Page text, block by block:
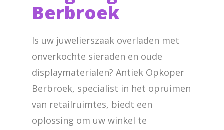
Berbroek
Is uw juwelierszaak overladen met
onverkochte sieraden en oude
displaymaterialen? Antiek Opkoper
Berbroek, specialist in het opruimen
van retailruimtes, biedt een
oplossing om uw winkel te